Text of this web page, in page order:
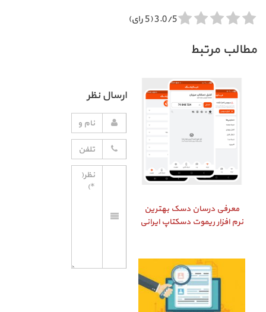
3.0/5 (5 رای)
مطالب مرتبط
معرفی درسان دسک بهترین
نرم افزار ریموت دسکتاپ ایرانی
ارسال نظر